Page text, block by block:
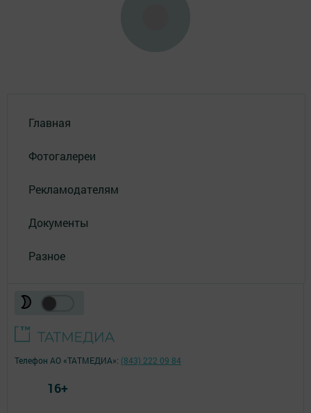
Главная
Фотогалереи
Рекламодателям
Документы
Разное
Телефон АО «ТАТМЕДИА»: (843) 222 09 84
16+